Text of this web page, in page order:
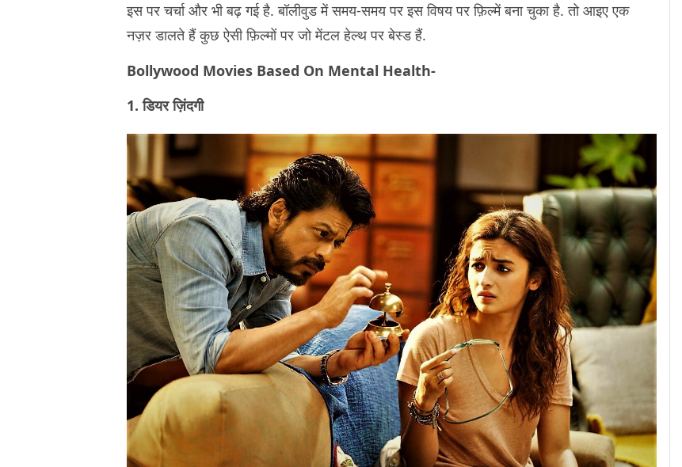
इस पर चर्चा और भी बढ़ गई है. बॉलीवुड में समय-समय पर इस विषय पर फ़िल्में बना चुका है. तो आइए एक
नज़र डालते हैं कुछ ऐसी फ़िल्मों पर जो मेंटल हेल्थ पर बेस्ड हैं.
Bollywood Movies Based On Mental Health-
1. डियर ज़िंदगी